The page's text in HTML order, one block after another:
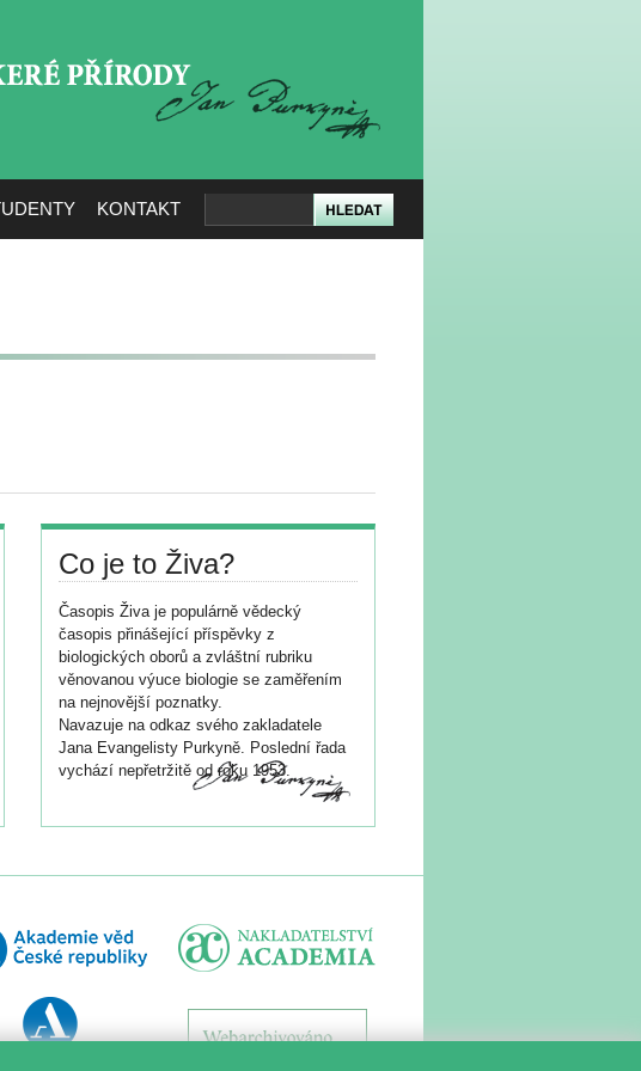
KONTAKT
Co je to Živa?
Časopis Živa je populárně vědecký
časopis přinášející příspěvky z
biologických oborů a zvláštní rubriku
věnovanou výuce biologie se zaměřením
na nejnovější poznatky.
Navazuje na odkaz svého zakladatele
Jana Evangelisty Purkyně. Poslední řada
vychází nepřetržitě od roku 1953.